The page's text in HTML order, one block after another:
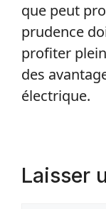
que peut
prudence
profiter
des
électrique.
Laisser